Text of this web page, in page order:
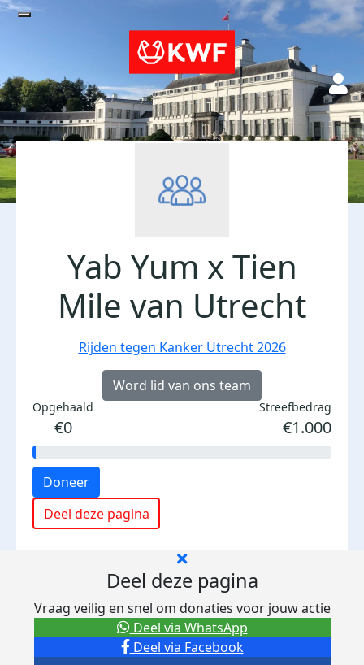
Yab Yum x Tien
Mile van Utrecht
Rijden tegen Kanker Utrecht 2026
Word lid van ons team
Opgehaald
€0
Streefbedrag
€1.000
Doneer
Deel deze pagina
Deel deze pagina
Vraag veilig en snel om donaties voor jouw actie
Deel via Facebook
Deel via WhatsApp